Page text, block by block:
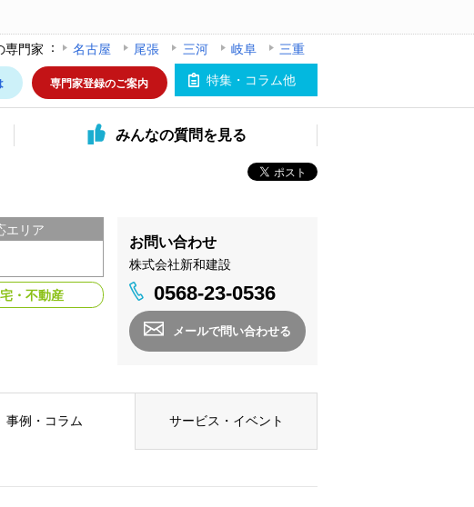
専門家 名古屋 尾張 三河 岐阜
三重
特集・コラム他
専門家登録のご案内
みんなの質問を見る
お問い合わせ
株式会社新和建設
0568-23-0536
メールで問い合わせる
エリア
・不動産
事例・コラム サービス・イベント